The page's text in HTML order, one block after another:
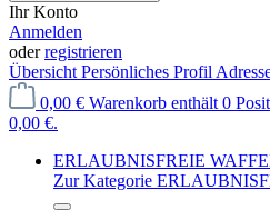
Ihr Konto
Anmelden
oderregistrieren
Übersicht Persönliches Profil
0,00 € Warenkorb enthält 0
0,00 €.
ERLAUBNISFREIE
Zur Kategorie